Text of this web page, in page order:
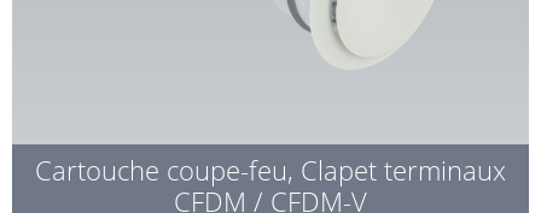
Cartouche coupe-feu, Clapet terminaux
CFDM / CFDM-V